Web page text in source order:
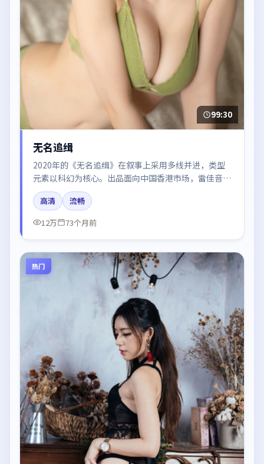
99:30
无名追缉
2020年的《无名追缉》在叙事上采用多线并进，类型
元素以科幻为核心。出品面向中国香港市场，雷佳音、
周冬雨、赵丽颖所饰角色推动关键反转，结尾留白引发
讨论。
高清
流畅
12万
73个月前
热门